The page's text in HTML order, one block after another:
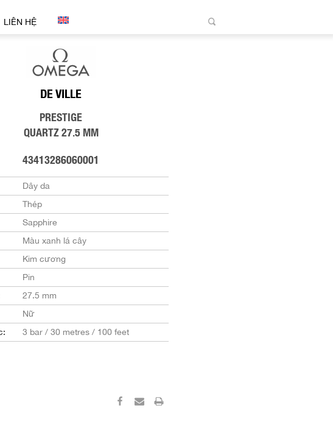
LIÊN HỆ
DE VILLE
PRESTIGE
QUARTZ 27.5 MM
43413286060001
Dây da
Thép
Sapphire
Màu xanh lá cây
Kim cương
Pin
27.5 mm
Nữ
3 bar / 30 metres / 100 feet